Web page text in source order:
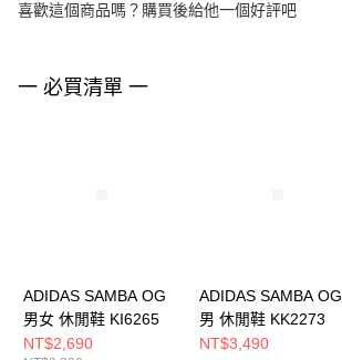
喜歡這個商品嗎？購買後給他一個好評吧
一 必買清單 一
ADIDAS SAMBA OG
男女 休閒鞋 KI6265
NT$2,690
ADIDAS SAMBA OG
男 休閒鞋 KK2273
NT$3,490